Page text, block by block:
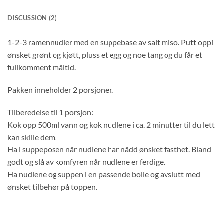
DISCUSSION (2)
1-2-3 ramennudler med en suppebase av salt miso. Putt oppi
ønsket grønt og kjøtt, pluss et egg og noe tang og du får et
fullkomment måltid.
Pakken inneholder 2 porsjoner.
Tilberedelse til 1 porsjon:
Kok opp 500ml vann og kok nudlene i ca. 2 minutter til du lett
kan skille dem.
Ha i suppeposen når nudlene har nådd ønsket fasthet. Bland
godt og slå av komfyren når nudlene er ferdige.
Ha nudlene og suppen i en passende bolle og avslutt med
ønsket tilbehør på toppen.